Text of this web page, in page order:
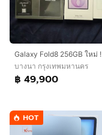
Galaxy Fold8 256GB ใหม่ !
บางนา กรุงเทพมหานคร
฿ 49,900
HOT